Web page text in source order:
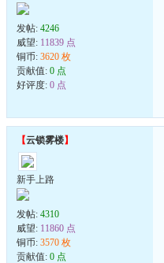
发帖: 4246
威望: 11839 点
铜币: 3620 枚
贡献值: 0 点
好评度: 0 点
【云锁雾楼】
新手上路
发帖: 4310
威望: 11860 点
铜币: 3570 枚
贡献值: 0 点